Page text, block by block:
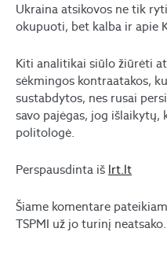
Ukraina atsikovos ne tik
okupuoti, bet kalba ir apie
Kiti analitikai siūlo žiūrėti
sėkmingos kontraatakos,
sustabdytos, nes rusai
savo pajėgas, jog išlaikytų,
politologė.
Perspausdinta iš lrt.lt
Šiame komentare
TSPMI už jo turinį neatsako.